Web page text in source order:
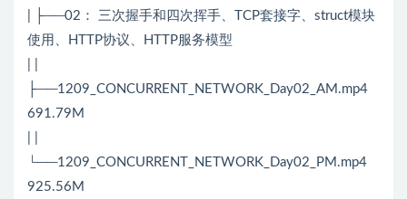
| ├──02： 三次握手和四次挥手、TCP套接字、struct模块
使用、HTTP协议、HTTP服务模型
├──1209_CONCURRENT_NETWORK_Day02_AM.mp4
691.79M
└──1209_CONCURRENT_NETWORK_Day02_PM.mp4
925.56M